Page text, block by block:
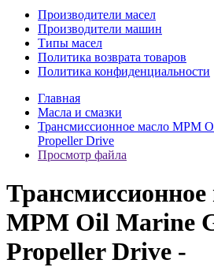
Производители масел
Производители машин
Типы масел
Политика возврата товаров
Политика конфиденциальности
Главная
Масла и смазки
Трансмиссионное масло MPM
Propeller Drive
Просмотр файла
Трансмиссионное
MPM Oil Marine
Propeller Drive -